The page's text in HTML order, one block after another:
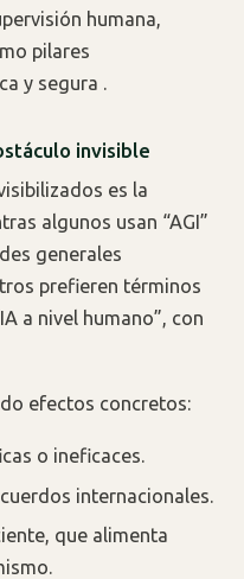
humana,
pilares
y segura .
invisible
es la
algunos usan “AGI”
generales
prefieren términos
a nivel humano”, con
efectos concretos:
o ineficaces.
internacionales.
que alimenta